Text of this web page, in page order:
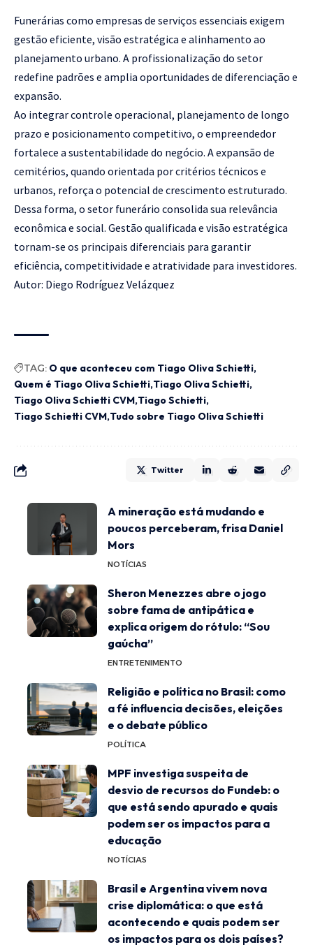
Funerárias como empresas de serviços essenciais exigem
gestão eficiente, visão estratégica e alinhamento ao
planejamento urbano. A profissionalização do setor
redefine padrões e amplia oportunidades de diferenciação e
expansão.
Ao integrar controle operacional, planejamento de longo
prazo e posicionamento competitivo, o empreendedor
fortalece a sustentabilidade do negócio. A expansão de
cemitérios, quando orientada por critérios técnicos e
urbanos, reforça o potencial de crescimento estruturado.
Dessa forma, o setor funerário consolida sua relevância
econômica e social. Gestão qualificada e visão estratégica
tornam-se os principais diferenciais para garantir
eficiência, competitividade e atratividade para investidores.
Autor: Diego Rodríguez Velázquez
TAG: O que aconteceu com Tiago Oliva Schietti
Quem é Tiago Oliva Schietti Tiago Oliva Schietti
Tiago Oliva Schietti CVM Tiago Schietti
Tiago Schietti CVM Tudo sobre Tiago Oliva Schietti
Twitter
A mineração está mudando e
poucos perceberam, frisa Daniel
Mors
NOTÍCIAS
Sheron Menezzes abre o jogo
sobre fama de antipática e
explica origem do rótulo: “Sou
gaúcha”
ENTRETENIMENTO
Religião e política no Brasil: como
a fé influencia decisões, eleições
e o debate público
POLÍTICA
MPF investiga suspeita de
desvio de recursos do Fundeb: o
que está sendo apurado e quais
podem ser os impactos para a
educação
NOTÍCIAS
Brasil e Argentina vivem nova
crise diplomática: o que está
acontecendo e quais podem ser
os impactos para os dois países?